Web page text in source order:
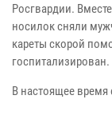
Росгвардии.
носилок сняли
кареты скорой
госпитализирован.
В настоящее время